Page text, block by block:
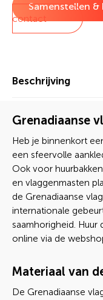
Samenstellen &
contact
Beschrijving
Grenadiaanse
Heb je binnenkort
een sfeervolle
Ook voor
en vlaggenmasten
de Grenadiaanse
internationale
saamhorigheid. Huur
online via de
Materiaal van
De Grenadiaanse